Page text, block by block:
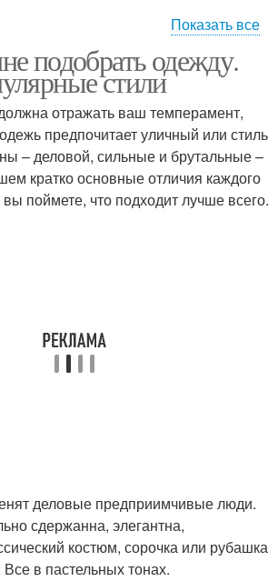
тренажерный зал
Показать все
подобрать одежду.
стили
отражать ваш темперамент,
предпочитает уличный или стиль
– деловой, сильные и брутальные –
кратко основные отличия каждого
поймете, что подходит лучше всего.
деловые предприимчивые люди.
сдержанна, элегантна,
костюм, сорочка или рубашка
Все в пастельных тонах.